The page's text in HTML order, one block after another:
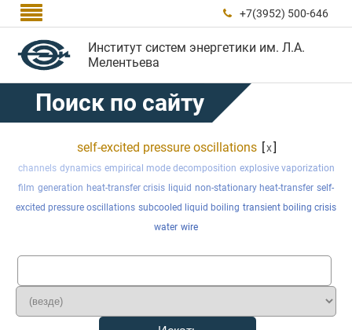
  +7(3952) 500-646
Институт систем энергетики им. Л.А.
Мелентьева
Поиск по сайту
self-excited pressure oscillations [x]
channels dynamics empirical mode decomposition explosive vaporization
film generation heat-transfer crisis liquid non-stationary heat-transfer self-
excited pressure oscillations subcooled liquid boiling transient boiling crisis
water wire